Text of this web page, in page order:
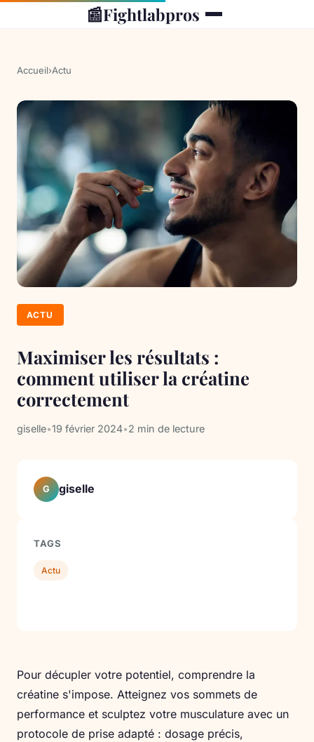
📰Fightlabpros
Accueil›Actu
ACTU
Maximiser les résultats :
comment utiliser la créatine
correctement
giselle•19 février 2024•2 min de lecture
Pour décupler votre potentiel, comprendre la
créatine s'impose. Atteignez vos sommets de
performance et sculptez votre musculature avec un
protocole de prise adapté : dosage précis,
G giselle
TAGS
Actu